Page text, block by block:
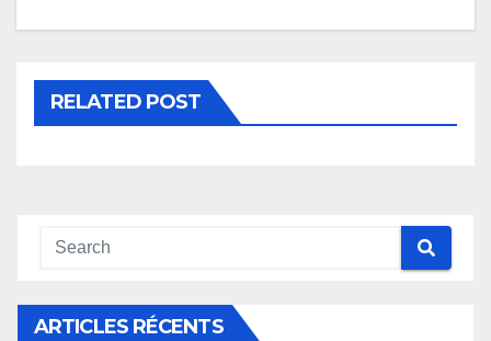
RELATED POST
ARTICLES RÉCENTS